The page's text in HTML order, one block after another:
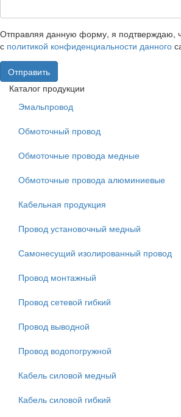
Отправляя данную форму, я подтверждаю,
с политикой конфиденциальности данного
Отправить
Каталог продукции
Эмальпровод
Обмоточный провод
Обмоточные провода медные
Обмоточные провода алюминиевые
Кабельная продукция
Провод установочный медный
Самонесущий изолированный провод
Провод монтажный
Провод сетевой гибкий
Провод выводной
Провод водопогружной
Кабель силовой медный
Кабель силовой гибкий